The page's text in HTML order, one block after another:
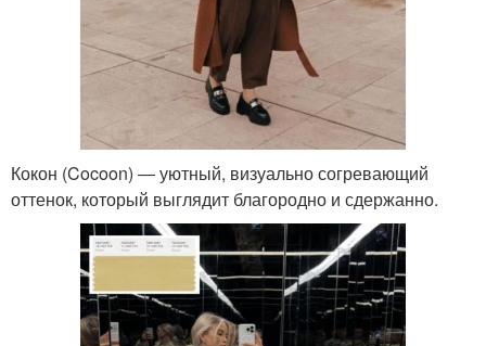
Кокон (Cocoon) ― уютный, визуально согревающий
оттенок, который выглядит благородно и сдержанно.